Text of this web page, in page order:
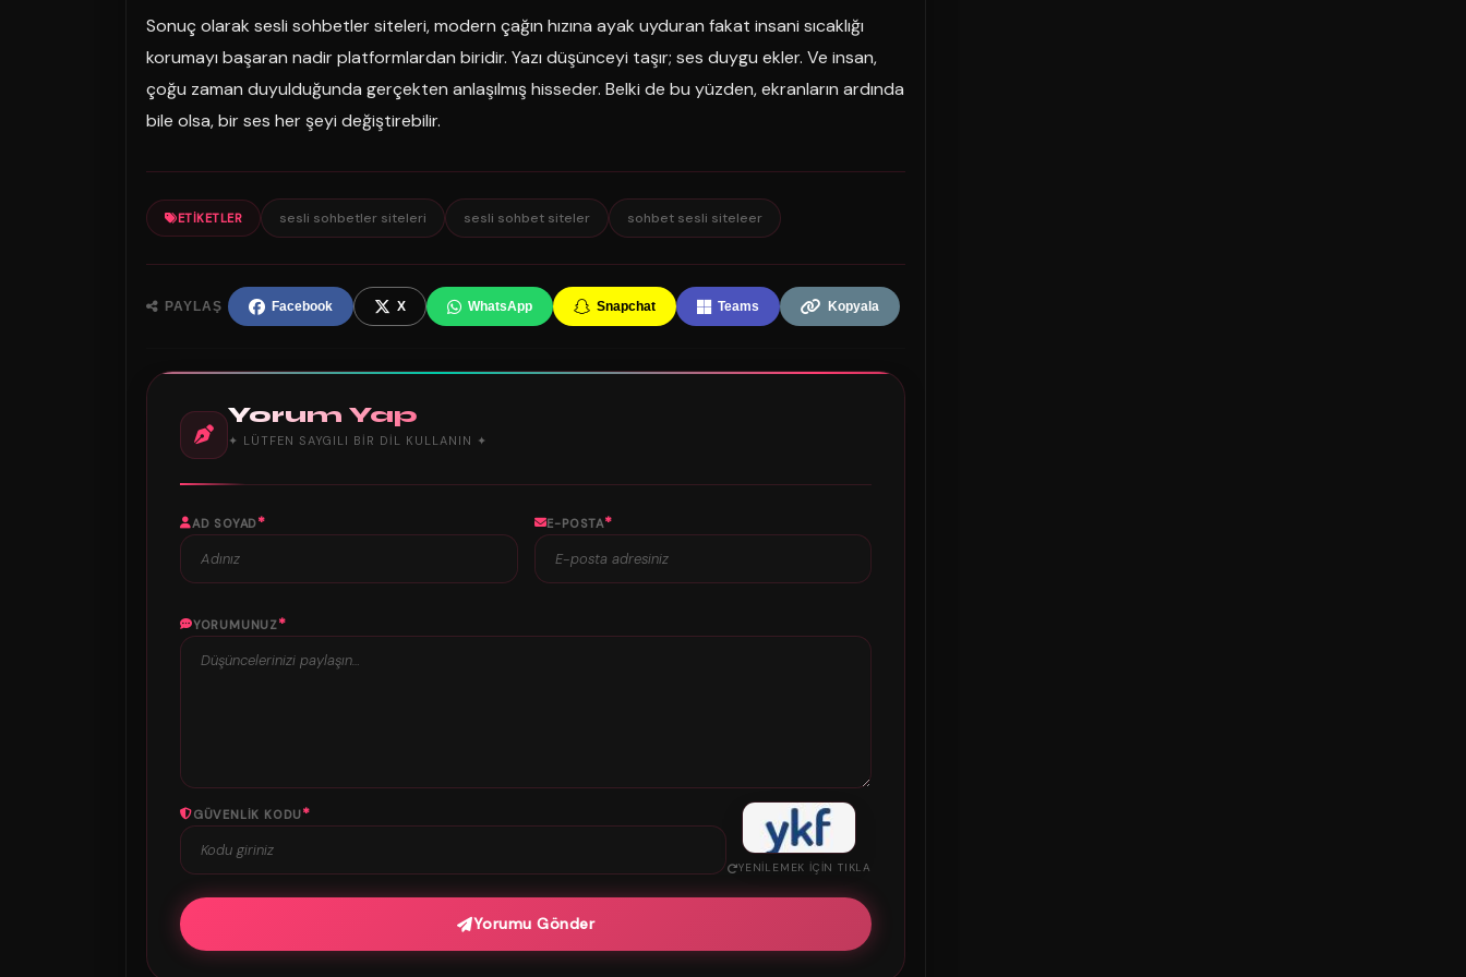
Sonuç olarak sesli sohbetler siteleri, modern çağın hızına ayak uyduran fakat insani sıcaklığı
korumayı başaran nadir platformlardan biridir. Yazı düşünceyi taşır; ses duygu ekler. Ve insan,
çoğu zaman duyulduğunda gerçekten anlaşılmış hisseder. Belki de bu yüzden, ekranların ardında
bile olsa, bir ses her şeyi değiştirebilir.
ETIKETLER sesli sohbetler siteleri sesli sohbet siteler sohbet sesli siteleer
PAYLAŞ Facebook X WhatsApp Snapchat Teams Kopyala
Yorum Yap
✦ LÜTFEN SAYGILI BIR DIL KULLANIN ✦
AD SOYAD* E-POSTA*
YORUMUNUZ*
GÜVENLIK KODU*
YENILEMEK IÇIN TIKLA
Yorumu Gönder